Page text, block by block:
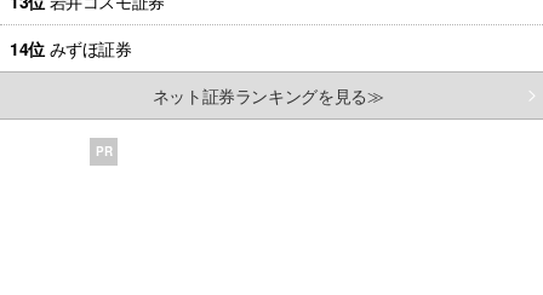
14位 みずほ証券
ネット証券ランキングを見る≫
PR